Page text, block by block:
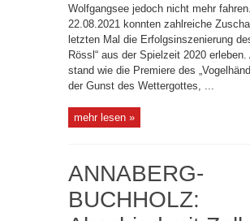
Wolfgangsee jedoch nicht mehr
22.08.2021 konnten zahlreiche
letzten Mal die Erfolgsinszenierung
Rössl“ aus der Spielzeit 2020
stand wie die Premiere des
der Gunst des Wettergottes, ...
mehr lesen »
ANNABERG-
BUCHHOLZ: